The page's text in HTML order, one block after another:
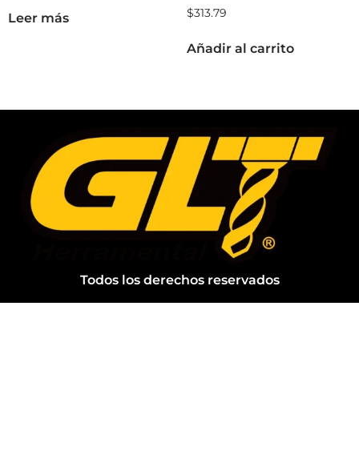
Leer más $313.79
Añadir al carrito
Todos los derechos reservados